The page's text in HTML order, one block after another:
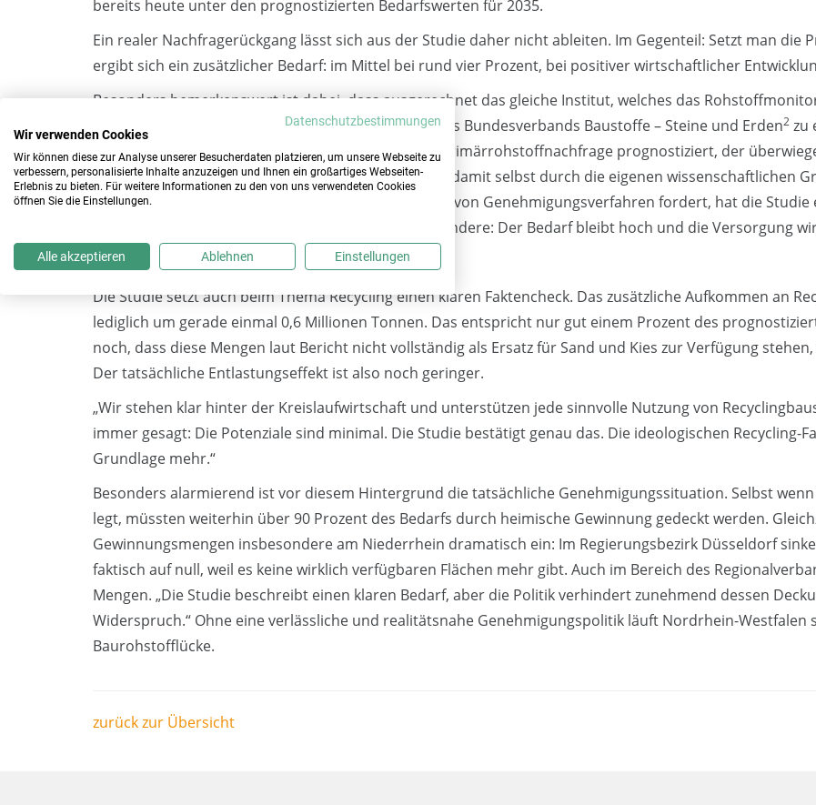
bereits heute unter den prognostizierten Bedarfswerten für 2035.
Ein realer Nachfragerückgang lässt sich aus der Studie daher nicht ableiten. Im Gegenteil: Setzt man die
ergibt sich ein zusätzlicher Bedarf: im Mittel bei rund vier Prozent, bei positiver wirtschaftlicher
Besonders bemerkenswert ist dabei, dass ausgerechnet das gleiche Institut, welches das
einer zeitgleich veröffentlichten Studie im Auftrag des Bundesverbands Baustoffe – Steine und Erden2 zu
für 2035 in Deutschland ein deutlicher Anstieg der Primärrohstoffnachfrage prognostiziert, der
Annahme, der Bedarf werde automatisch sinken, ist damit selbst durch die eigenen wissenschaftlichen
sinkendem Bedarf spricht oder sogar das Aussetzen von Genehmigungsverfahren fordert, hat die
missverstanden“, so Kruchen. „Die Realität ist eine andere: Der Bedarf bleibt hoch und die Versorgung
Recycling: Studie beendet Wunschdenken
Die Studie setzt auch beim Thema Recycling einen klaren Faktencheck. Das zusätzliche Aufkommen an
lediglich um gerade einmal 0,6 Millionen Tonnen. Das entspricht nur gut einem Prozent des
noch, dass diese Mengen laut Bericht nicht vollständig als Ersatz für Sand und Kies zur Verfügung
Der tatsächliche Entlastungseffekt ist also noch geringer.
„Wir stehen klar hinter der Kreislaufwirtschaft und unterstützen jede sinnvolle Nutzung von
immer gesagt: Die Potenziale sind minimal. Die Studie bestätigt genau das. Die ideologischen Recycling-
Grundlage mehr.“
Besonders alarmierend ist vor diesem Hintergrund die tatsächliche Genehmigungssituation. Selbst
legt, müssten weiterhin über 90 Prozent des Bedarfs durch heimische Gewinnung gedeckt werden.
Gewinnungsmengen insbesondere am Niederrhein dramatisch ein: Im Regierungsbezirk Düsseldorf
faktisch auf null, weil es keine wirklich verfügbaren Flächen mehr gibt. Auch im Bereich des
Mengen. „Die Studie beschreibt einen klaren Bedarf, aber die Politik verhindert zunehmend dessen
Widerspruch.“ Ohne eine verlässliche und realitätsnahe Genehmigungspolitik läuft Nordrhein-Westfalen
Baurohstofflücke.
zurück zur Übersicht
Datenschutzbestimmungen
Wir verwenden Cookies
Wir können diese zur Analyse unserer Besucherdaten platzieren, um unsere Webseite zu
verbessern, personalisierte Inhalte anzuzeigen und Ihnen ein großartiges Webseiten-
Erlebnis zu bieten. Für weitere Informationen zu den von uns verwendeten Cookies
öffnen Sie die Einstellungen.
Alle akzeptieren Ablehnen Einstellungen